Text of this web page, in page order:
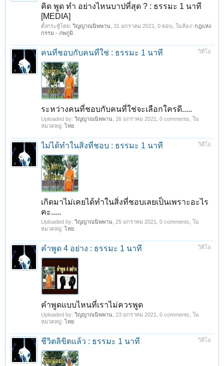
คิด พูด ทำ อย่างไหนบาปที่สุด ? : ธรรมะ 1 นาที
[MEDIA]
ตั้งกระทู้โดย: วิญญาณนิพพาน 31 มกราคม 2021 , 0 ตอบ, ในห้อง: กฎแห่ง
กรรม - ภพภูมิ
วิดีโอ
คนที่ชอบกับคนที่ใช่ : ธรรมะ 1 นาที
ระหว่างคนที่ชอบกับคนที่ใช่จะเลือกใครดี.....
Uploaded by: วิญญาณนิพพาน 26 มกราคม 2021
, 0 comments, ใน
หมวดหมู่:ไทย
วิดีโอ
ไม่ได้ทำในสิ่งที่ชอบ : ธรรมะ 1 นาที
เกิดมาไม่เคยได้ทำในสิ่งที่ชอบเลยเป็นเพราะอะไร
คะ.....
Uploaded by: วิญญาณนิพพาน 25 มกราคม 2021
, 0 comments, ใน
หมวดหมู่:ไทย
วิดีโอ
คำพูด 4 อย่าง : ธรรมะ 1 นาที
คำพูดแบบไหนที่เราไม่ควรพูด
Uploaded by: วิญญาณนิพพาน 23 มกราคม 2021
, 0 comments, ใน
หมวดหมู่:ไทย
วิดีโอ
ชีวิตลิขิตแล้ว : ธรรมะ 1 นาที